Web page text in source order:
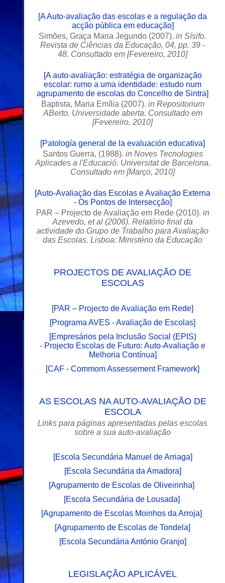
[A Auto‑avaliação das escolas e a regulação da
acção pública em educação]
Simões, Graça Maria Jegundo (2007). in Sísifo.
Revista de Ciências da Educação, 04, pp. 39 ‑
48. Consultado em [Fevereiro, 2010]
[A auto-avaliação: estratégia de organização
escolar: rumo a uma identidade: estudo num
agrupamento de escolas do Concelho de Sintra]
Baptista, Maria Emília (2007). in Repositorium
ABerto. Universidade aberta. Consultado em
[Fevereiro, 2010]
[Patología general de la evaluación educativa]
Santos Guerra, (1988). in Noves Tecnologies
Aplicades a l'Educació. Universitat de Barcelona.
Consultado em [Março, 2010]
[Auto-Avaliação das Escolas e Avaliação Externa
- Os Pontos de Intersecção]
PAR – Projecto de Avaliação em Rede (2010). in
Azevedo, et al (2006). Relatório final da
actividade do Grupo de Trabalho para Avaliação
das Escolas. Lisboa: Ministério da Educação
PROJECTOS DE AVALIAÇÃO DE
ESCOLAS
[PAR – Projecto de Avaliação em Rede]
[Programa AVES - Avaliação de Escolas]
[Empresários pela Inclusão Social (EPIS)
- Projecto Escolas de Futuro: Auto-Avaliação e
Melhoria Contínua]
[CAF - Commom Assessement Framework]
AS ESCOLAS NA AUTO-AVALIAÇÃO DE
ESCOLA
Links para páginas apresentadas pelas escolas
sobre a sua auto-avaliação
[Escola Secundária Manuel de Arriaga]
[Escola Secundária da Amadora]
[Agrupamento de Escolas de Oliveirinha]
[Escola Secundária de Lousada]
[Agrupamento de Escolas Moinhos da Arroja]
[Agrupamento de Escolas de Tondela]
[Escola Secundária António Granjo]
LEGISLAÇÃO APLICÁVEL